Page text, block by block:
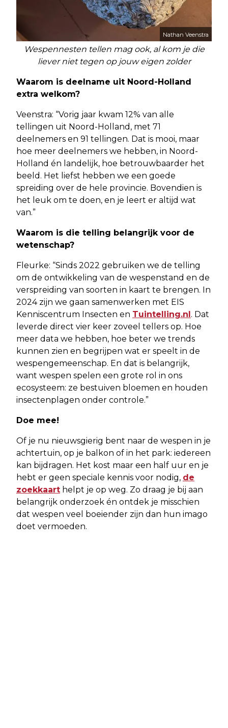
Nathan Veenstra
Wespennesten tellen mag ook, al kom je die
liever niet tegen op jouw eigen zolder
Waarom is deelname uit Noord-Holland
extra welkom?
Veenstra: “Vorig jaar kwam 12% van alle
tellingen uit Noord-Holland, met 71
deelnemers en 91 tellingen. Dat is mooi, maar
hoe meer deelnemers we hebben, in Noord-
Holland én landelijk, hoe betrouwbaarder het
beeld. Het liefst hebben we een goede
spreiding over de hele provincie. Bovendien is
het leuk om te doen, en je leert er altijd wat
van.”
Waarom is die telling belangrijk voor de
wetenschap?
Fleurke: “Sinds 2022 gebruiken we de telling
om de ontwikkeling van de wespenstand en de
verspreiding van soorten in kaart te brengen. In
2024 zijn we gaan samenwerken met EIS
Kenniscentrum Insecten en Tuintelling.nl. Dat
leverde direct vier keer zoveel tellers op. Hoe
meer data we hebben, hoe beter we trends
kunnen zien en begrijpen wat er speelt in de
wespengemeenschap. En dat is belangrijk,
want wespen spelen een grote rol in ons
ecosysteem: ze bestuiven bloemen en houden
insectenplagen onder controle.”
Doe mee!
Of je nu nieuwsgierig bent naar de wespen in je
achtertuin, op je balkon of in het park: iedereen
kan bijdragen. Het kost maar een half uur en je
hebt er geen speciale kennis voor nodig, de
zoekkaart helpt je op weg. Zo draag je bij aan
belangrijk onderzoek én ontdek je misschien
dat wespen veel boeiender zijn dan hun imago
doet vermoeden.